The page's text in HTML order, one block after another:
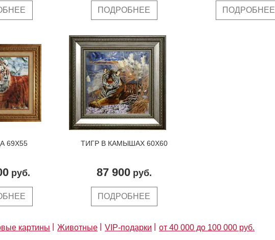
ПОДРОБНЕЕ ПОДРОБНЕЕ
69X55
руб.
ТИГР В КАМЫШАХ 60X60
87 900руб.
ПОДРОБНЕЕ
картины Животные VIP-подарки от 40 000 до 100 000 руб.